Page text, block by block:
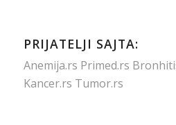
PRIJATELJI SAJTA:
Anemija.rs Primed.rs
Kancer.rs Tumor.rs